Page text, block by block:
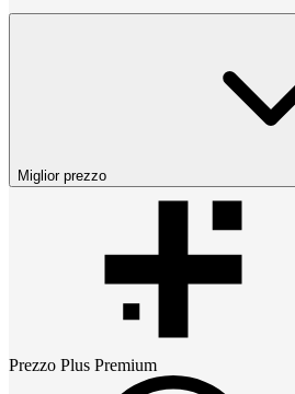
Miglior prezzo
Prezzo Plus Premium